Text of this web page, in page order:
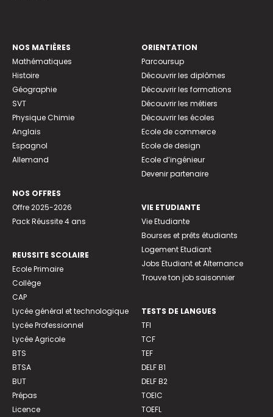
NOS MATIÈRES
Mathématiques
Histoire
Géographie
SVT
Physique Chimie
Anglais
Espagnol
Allemand
NOS OFFRES
Offre 2025-2026
Pack Réussite 4 ans
REUSSITE SCOLAIRE
Ecole Primaire
Collège
CAP
Lycée général et technologique
Lycée Professionnel
Lycée Agricole
BTS
BTSA
BUT
Prépas
Licence
ORIENTATION
Parcoursup
Découvrir les diplômes
Découvrir les formations
Découvrir les métiers
Découvrir les écoles
Ecole de commerce
Ecole de design
Ecole d’ingénieur
Devenir partenaire
VIE ETUDIANTE
Vie Etudiante
Bourses et prêts étudiants
Logement Etudiant
Jobs Etudiant et Alternance
Trouve ton job saisonnier
TESTS DE LANGUES
TFI
TCF
TEF
DELF B1
DELF B2
TOEIC
TOEFL